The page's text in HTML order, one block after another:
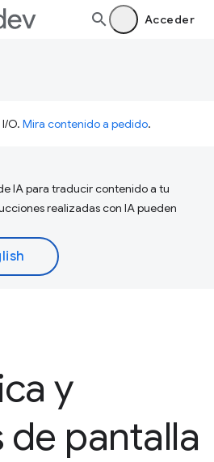
Acceder
O. Mira contenido a pedido.
IA para traducir contenido a tu
realizadas con IA pueden
y
pantalla